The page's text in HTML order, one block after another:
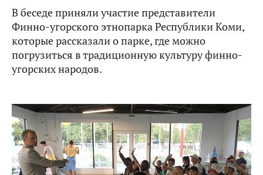
В беседе приняли участие представители
Финно-угорского этнопарка Республики Коми,
которые рассказали о парке, где можно
погрузиться в традиционную культуру финно-
угорских народов.